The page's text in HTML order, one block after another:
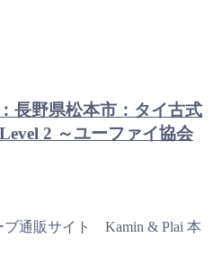
長野県松本市：タイ古式
2 ～ユーファイ協会
通販サイト Kamin & Plai 本